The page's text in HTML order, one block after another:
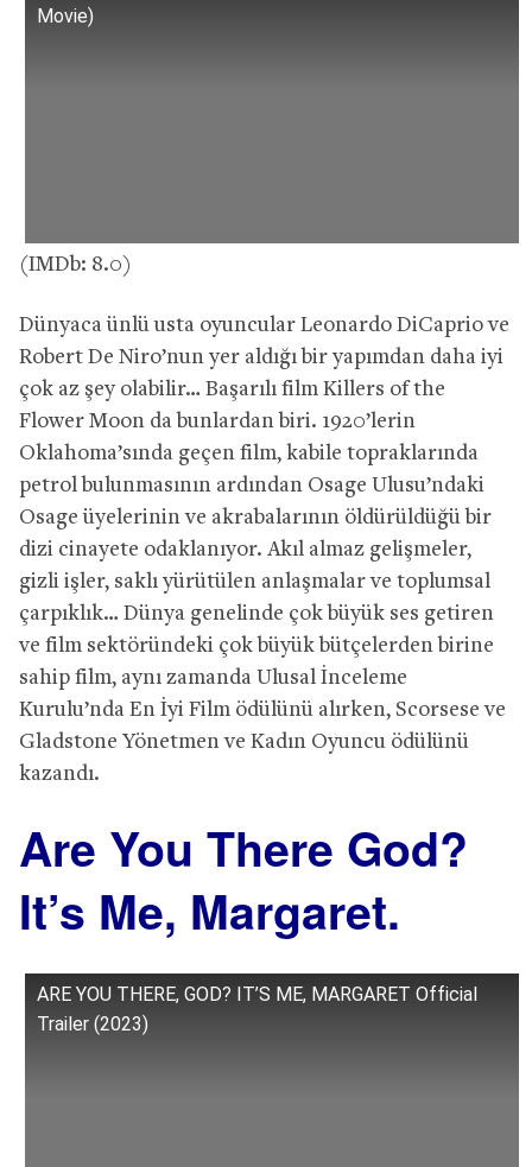
Movie)
(IMDb: 8.0)
Dünyaca ünlü usta oyuncular Leonardo DiCaprio ve
Robert De Niro’nun yer aldığı bir yapımdan daha iyi
çok az şey olabilir… Başarılı film Killers of the
Flower Moon da bunlardan biri. 1920’lerin
Oklahoma’sında geçen film, kabile topraklarında
petrol bulunmasının ardından Osage Ulusu’ndaki
Osage üyelerinin ve akrabalarının öldürüldüğü bir
dizi cinayete odaklanıyor. Akıl almaz gelişmeler,
gizli işler, saklı yürütülen anlaşmalar ve toplumsal
çarpıklık… Dünya genelinde çok büyük ses getiren
ve film sektöründeki çok büyük bütçelerden birine
sahip film, aynı zamanda Ulusal İnceleme
Kurulu’nda En İyi Film ödülünü alırken, Scorsese ve
Gladstone Yönetmen ve Kadın Oyuncu ödülünü
kazandı.
Are You There God?
It’s Me, Margaret.
ARE YOU THERE, GOD? IT’S ME, MARGARET Official
Trailer (2023)